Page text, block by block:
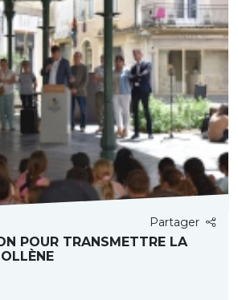
Partager
POUR TRANSMETTRE LA